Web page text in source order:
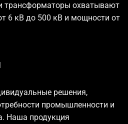
охватывают
6 кВ до 500 кВ и мощности от
решения,
промышленности и
Наша продукция